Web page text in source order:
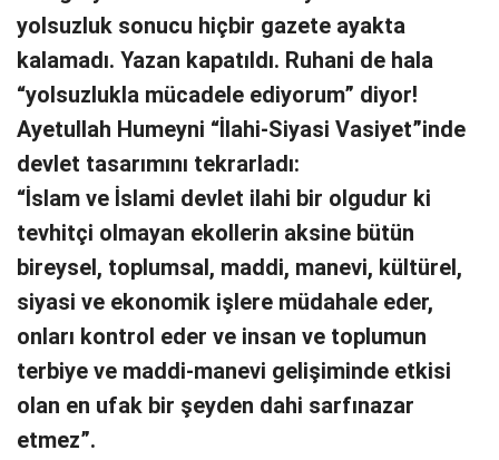
yolsuzluk sonucu hiçbir gazete ayakta
kalamadı. Yazan kapatıldı. Ruhani de hala
“yolsuzlukla mücadele ediyorum” diyor!
Ayetullah Humeyni “İlahi-Siyasi Vasiyet”inde
devlet tasarımını tekrarladı:
“İslam ve İslami devlet ilahi bir olgudur ki
tevhitçi olmayan ekollerin aksine bütün
bireysel, toplumsal, maddi, manevi, kültürel,
siyasi ve ekonomik işlere müdahale eder,
onları kontrol eder ve insan ve toplumun
terbiye ve maddi-manevi gelişiminde etkisi
olan en ufak bir şeyden dahi sarfınazar
etmez”.